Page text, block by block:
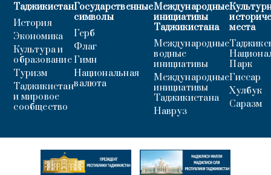
Таджикистан
История
Экономика
Культура и
образование
Туризм
Таджикистан
и мировое
сообщество
Государственные
символы
Герб
Флаг
Гимн
Национальная
валюта
Международные
инициативы
Таджикистана
Международные
водные
инициативы
Международные
инициативы
Таджикистана
Навруз
места
Парк
Гиссар
Хулбук
Саразм